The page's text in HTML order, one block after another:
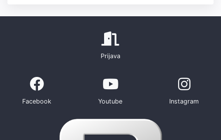
Prijava
Facebook Youtube Instagram